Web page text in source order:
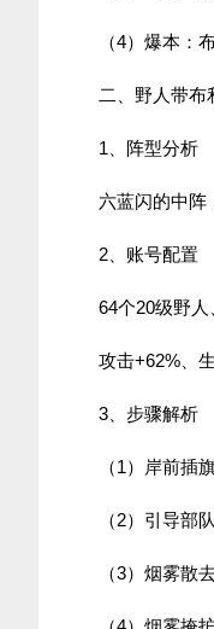
（4）爆本：
二、野人带布
1、阵型分析
六蓝闪的中阵
2、账号配置
64个20级野
攻击+62%、
3、步骤解析
（1）岸前插
（2）引导部
（3）烟雾散